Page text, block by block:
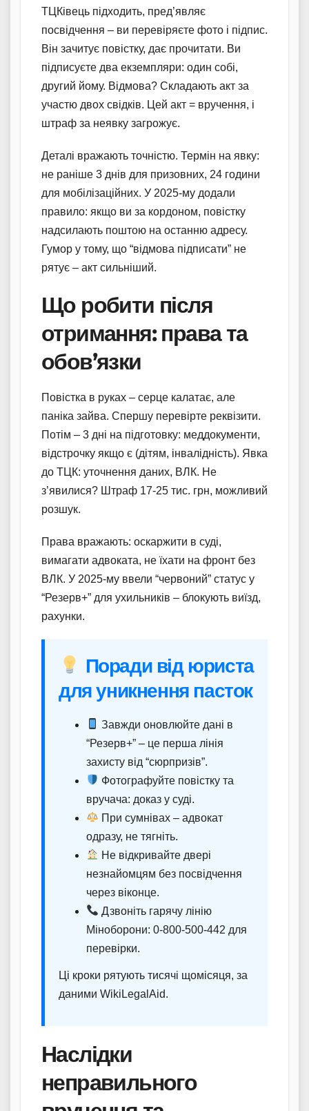
ТЦКівець підходить, пред’являє
посвідчення – ви перевіряєте фото і підпис.
Він зачитує повістку, дає прочитати. Ви
підписуєте два екземпляри: один собі,
другий йому. Відмова? Складають акт за
участю двох свідків. Цей акт = вручення, і
штраф за неявку загрожує.
Деталі вражають точністю. Термін на явку:
не раніше 3 днів для призовних, 24 години
для мобілізаційних. У 2025-му додали
правило: якщо ви за кордоном, повістку
надсилають поштою на останню адресу.
Гумор у тому, що “відмова підписати” не
рятує – акт сильніший.
Що робити після
отримання: права та
обов’язки
Повістка в руках – серце калатає, але
паніка зайва. Спершу перевірте реквізити.
Потім – 3 дні на підготовку: меддокументи,
відстрочку якщо є (дітям, інвалідність). Явка
до ТЦК: уточнення даних, ВЛК. Не
з’явилися? Штраф 17-25 тис. грн, можливий
розшук.
Права вражають: оскаржити в суді,
вимагати адвоката, не їхати на фронт без
ВЛК. У 2025-му ввели “червоний” статус у
“Резерв+” для ухильників – блокують виїзд,
рахунки.
Поради від юриста
для уникнення пасток
Завжди оновлюйте дані в
“Резерв+” – це перша лінія
захисту від “сюрпризів”.
Фотографуйте повістку та
вручача: доказ у суді.
При сумнівах – адвокат
одразу, не тягніть.
Не відкривайте двері
незнайомцям без посвідчення
через віконце.
Дзвоніть гарячу лінію
Міноборони: 0-800-500-442 для
перевірки.
Ці кроки рятують тисячі щомісяця, за
даними WikiLegalAid.
Наслідки
неправильного